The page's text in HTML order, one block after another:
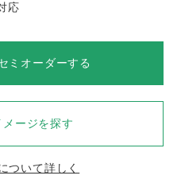
応
ミオーダーする
ージを探す
ついて詳しく